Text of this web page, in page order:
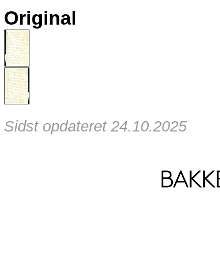
Original
Sidst opdateret 24.10.2025